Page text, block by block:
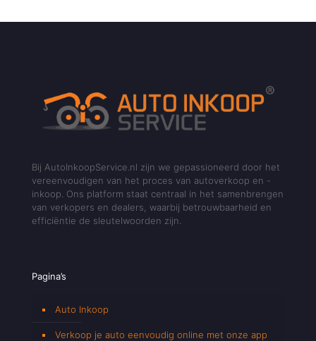
Bij AutoInkoopService.nl zijn we gepassioneerd door het
vereenvoudigen van het proces van autoverkoop en -
inkoop. Ons platform staat centraal in het samenbrengen
van verkopers en dealers, waarbij betrouwbaarheid en
efficiëntie de sleutelwoorden zijn.
Pagina’s
Auto Inkoop
Verkoop je auto eenvoudig online met onze app